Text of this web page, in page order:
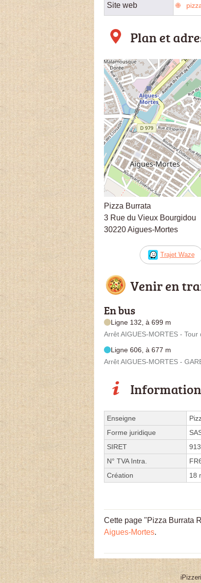
Site web
Plan et
Pizza Burrata
3 Rue du Vieux Bourgidou
30220 Aigues-Mortes
Trajet Waze
Venir en
En bus
Ligne 132, à 699 m
Arrêt AIGUES-MORTES -
Ligne 606, à 677 m
Arrêt AIGUES-MORTES -
Enseigne
Forme juridique
SIRET
N° TVA Intra.
Création
18
Cette page "Pizza Burrata
Aigues-Mortes.